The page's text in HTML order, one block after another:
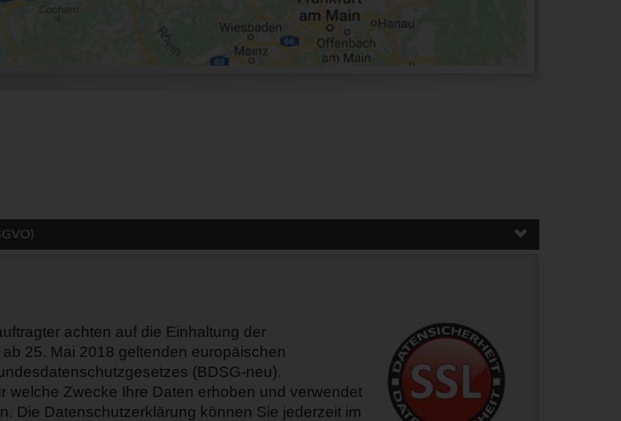
achten auf die Einhaltung der
25. Mai 2018 geltenden europäischen
(BDSG-neu).
welche Zwecke Ihre Daten erhoben und verwendet
Die Datenschutzerklärung können Sie jederzeit im